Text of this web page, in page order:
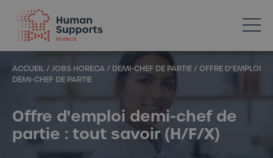
Votre spécialiste en ressources humaines dans l’Horeca
ACCUEIL /JOBS HORECA/ DEMI-CHEF DE PARTIE/OFFRE D’EMPLOI
DEMI-CHEF DE PARTIE
Offre d'emploi demi-chef de
partie : tout savoir (H/F/X)